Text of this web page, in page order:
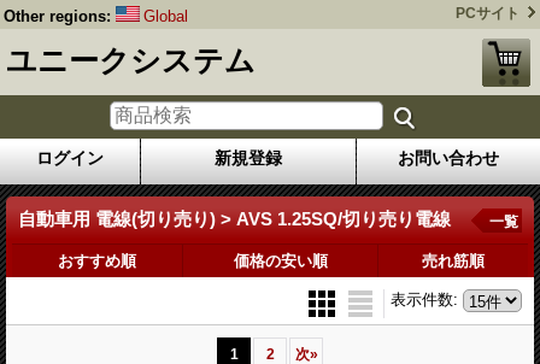
Other regions: Global PCサイト
ユニークシステム
ログイン 新規登録 お問い合わせ
自動車用 電線(切り売り) > AVS 1.25SQ/切り売り電線 一覧
おすすめ順 価格の安い順 売れ筋順
表示件数:
1 2 次»